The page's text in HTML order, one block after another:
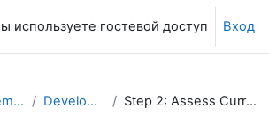
содержанию
используете гостевой доступ Вход
Guidelines for Implementing CAP Develop a Plan Step 2: Assess Current Services